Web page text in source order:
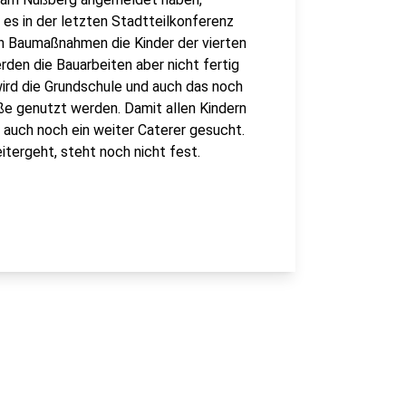
es in der letzten Stadtteilkonferenz
die Kinder der vierten
die Bauarbeiten aber nicht fertig
die Grundschule und auch das noch
genutzt werden. Damit allen Kindern
noch ein weiter Caterer gesucht.
steht noch nicht fest.